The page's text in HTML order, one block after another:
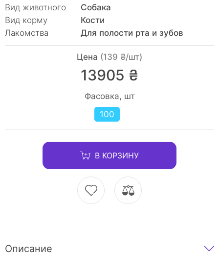
Вид животного
Собака
Вид корму
Кости
Лакомства
Для полости рта и зубов
Цена (139 ₴/шт)
13905 ₴
Фасовка, шт
100
В КОРЗИНУ
Описание